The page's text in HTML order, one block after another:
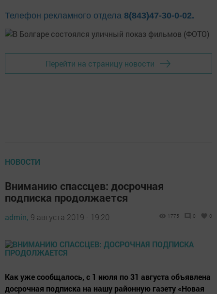
Телефон рекламного отдела 8(843)47-30-0-02.
Перейти на страницу новости
НОВОСТИ
Вниманию спассцев: досрочная
подписка продолжается
admin, 9 августа 2019 - 19:20 1775 0 0
Как уже сообщалось, с 1 июля по 31 августа объявлена
досрочная подписка на нашу районную газету «Новая